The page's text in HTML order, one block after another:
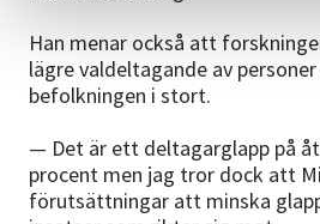
Han menar också att
lägre valdeltagande av
befolkningen i stort.
— Det är ett deltagarglapp på
procent men jag tror dock att
förutsättningar att minska